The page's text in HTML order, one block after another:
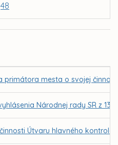
48
primátora mesta o svojej
Národnej rady SR z 13.
Útvaru hlavného